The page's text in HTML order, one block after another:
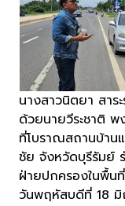
นางสาวนิตยา สาร
ด้วยนายวีระชาติ
ที่โบราณสถานบ้าน
ชัย จังหวัดบุรีรัมย์
ฝ่ายปกครองในพื้นที่
วันพฤหัสบดีที่ 18 มิ